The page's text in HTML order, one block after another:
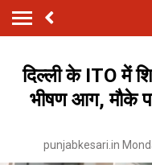
दिल्ली के ITO में
भीषण आग, मौके
punjabkesari.in